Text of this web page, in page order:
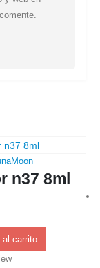
n37 8ml
al carrito